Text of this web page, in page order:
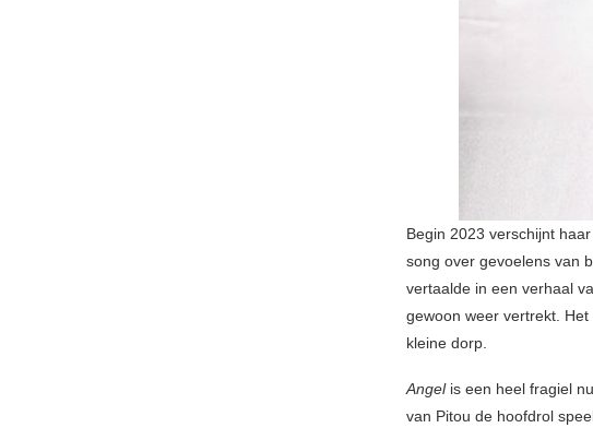
Begin 2023 verschijnt
song over gevoelens van
vertaalde in een verhaal
gewoon weer vertrekt.
kleine dorp.
Angelis een heel fragiel
van Pitou de hoofdrol